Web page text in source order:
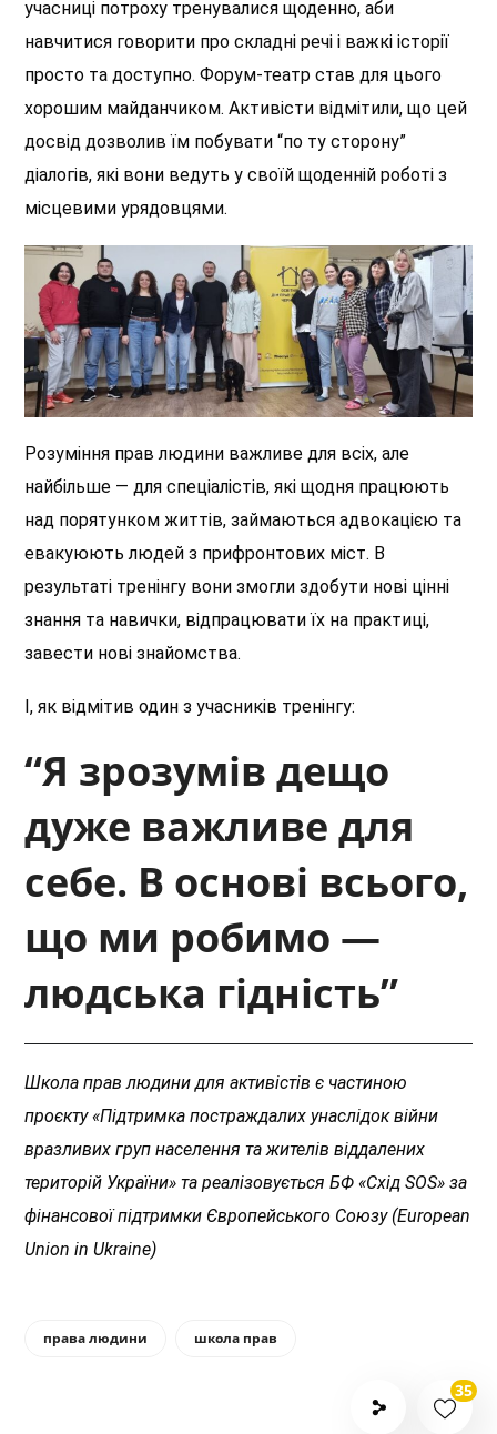
учасниці потроху тренувалися щоденно, аби
навчитися говорити про складні речі і важкі історії
просто та доступно. Форум-театр став для цього
хорошим майданчиком. Активісти відмітили, що цей
досвід дозволив їм побувати “по ту сторону”
діалогів, які вони ведуть у своїй щоденній роботі з
місцевими урядовцями.
Розуміння прав людини важливе для всіх, але
найбільше — для спеціалістів, які щодня працюють
над порятунком життів, займаються адвокацією та
евакуюють людей з прифронтових міст. В
результаті тренінгу вони змогли здобути нові цінні
знання та навички, відпрацювати їх на практиці,
завести нові знайомства.
І, як відмітив один з учасників тренінгу:
“Я зрозумів дещо
дуже важливе для
себе. В основі всього,
що ми робимо —
людська гідність”
Школа прав людини для активістів є частиною
проєкту «Підтримка постраждалих унаслідок війни
вразливих груп населення та жителів віддалених
територій України» та реалізовується БФ «Схід SOS» за
фінансової підтримки Європейського Союзу (European
Union in Ukraine)
права людини школа прав
35